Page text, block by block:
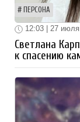
ПЕРСОНА
12:03 | 27 июля
Светлана
к спасению